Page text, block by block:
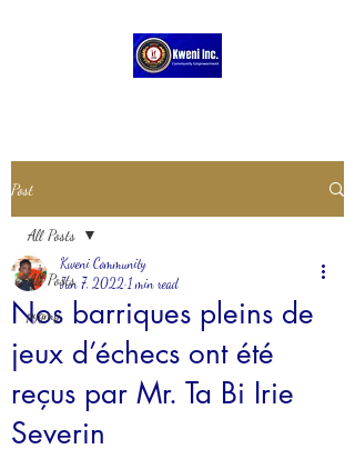
Post
All Posts
pygmy
All Posts
Nos barriques pleins de
jeux d’échecs ont été
reçus par Mr. Ta Bi Irie
Severin
Kweni Community
Jun 7, 2022 1 min read